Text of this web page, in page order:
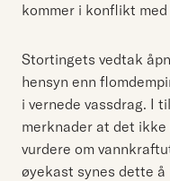
kommer i konflikt med
Stortingets vedtak
hensyn enn
i vernede vassdrag. I
merknader at det
vurdere om
øyekast synes dette